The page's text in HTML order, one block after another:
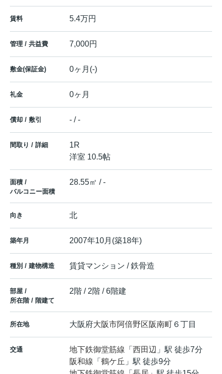
賃料 5.4万円
管理 / 共益費 7,000円
敷金(保証金) 0ヶ月(-)
礼金 0ヶ月
償却 / 敷引 - / -
間取り / 詳細
1R
洋室 10.5帖
面積 /
バルコニー面積
28.55㎡ / -
向き 北
築年月 2007年10月(築18年)
種別 / 建物構造 賃貸マンション / 鉄骨造
部屋 /
所在階 / 階建て
2階 / 2階 / 6階建
所在地 大阪府大阪市阿倍野区阪南町 ６丁目
交通 地下鉄御堂筋線 「 西田辺 」駅 徒歩7分
阪和線 「 鶴ケ丘 」駅 徒歩9分